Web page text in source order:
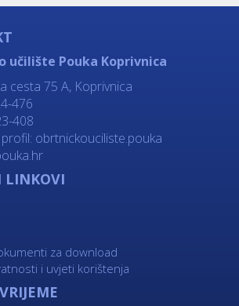
učilište Pouka Koprivnica
cesta 75 A, Koprivnica
476
408
obrtnickouciliste.pouka
LINKOVI
za download
i uvjeti korištenja